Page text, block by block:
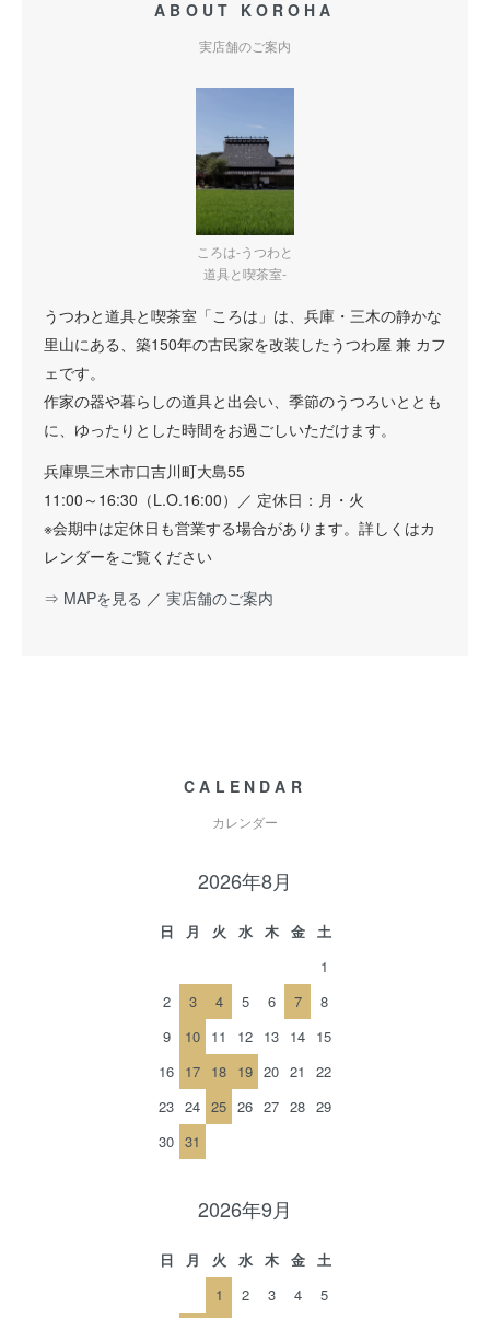
ABOUT KOROHA
実店舗のご案内
ころは-うつわと
道具と喫茶室-
うつわと道具と喫茶室「ころは」は、兵庫・三木の静かな
里山にある、築150年の古民家を改装したうつわ屋 兼 カフ
ェです。
作家の器や暮らしの道具と出会い、季節のうつろいととも
に、ゆったりとした時間をお過ごしいただけます。
兵庫県三木市口吉川町大島55
11:00～16:30（L.O.16:00）／ 定休日：月・火
※会期中は定休日も営業する場合があります。詳しくはカ
レンダーをご覧ください
⇒ MAPを見る ／ 実店舗のご案内
CALENDAR
カレンダー
2026年8月
日 月 火 水 木 金
土
1
2
3 4 5 6 7
8
9
10 11 12 13 14 15
16 17 18 19 20 21
22
23 24 25 26 27 28 29
30 31
2026年9月
日 月 火 水 木 金
土
1
2 3 4
5